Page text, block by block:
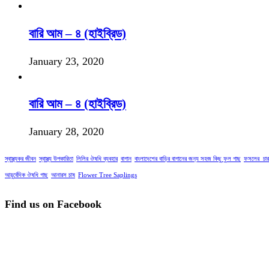
বারি আম – ৪ (হাইব্রিড)
January 23, 2020
বারি আম – ৪ (হাইব্রিড)
January 28, 2020
স্বাস্থ্যকর জীবন স্বাস্থ্য উপকারিতা লিলির ঔষধি ব্যবহার বাগান বাংলাদেশের বাড়ির বাগানের জন্য সহজ কিছু ফুল গাছ
আয়ুর্বেদিক ঔষধি গাছ আনারস চাষ Flower Tree Saplings
Find us on Facebook